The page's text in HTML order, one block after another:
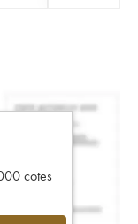
cotes